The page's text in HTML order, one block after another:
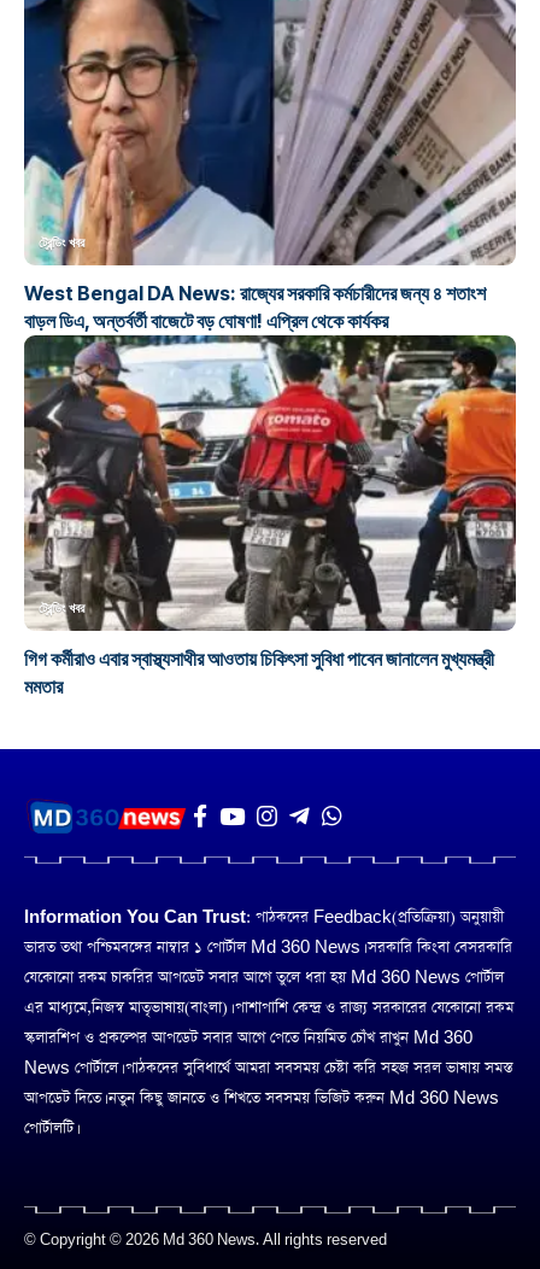
ট্রেন্ডিং খবর
West Bengal DA News: রাজ্যের সরকারি কর্মচারীদের জন্য ৪ শতাংশ
বাড়ল ডিএ, অন্তর্বর্তী বাজেটে বড় ঘোষণা! এপ্রিল থেকে কার্যকর
ট্রেন্ডিং খবর
গিগ কর্মীরাও এবার স্বাস্থ্যসাথীর আওতায় চিকিৎসা সুবিধা পাবেন জানালেন মুখ্যমন্ত্রী
মমতার
Information You Can Trust: পাঠকদের Feedback(প্রতিক্রিয়া) অনুয়ায়ী
ভারত তথা পশ্চিমবঙ্গের নাম্বার ১ পোর্টাল Md 360 News। সরকারি কিংবা বেসরকারি
যেকোনো রকম চাকরির আপডেট সবার আগে তুলে ধরা হয় Md 360 News পোর্টাল
এর মাধ্যমে,নিজস্ব মাতৃভাষায়(বাংলা)। পাশাপাশি কেন্দ্র ও রাজ্য সরকারের যেকোনো রকম
স্কলারশিপ ও প্রকল্পের আপডেট সবার আগে পেতে নিয়মিত চোঁখ রাখুন Md 360
News পোর্টালে। পাঠকদের সুবিধার্থে আমরা সবসময় চেষ্টা করি সহজ সরল ভাষায় সমস্ত
আপডেট দিতে। নতুন কিছু জানতে ও শিখতে সবসময় ভিজিট করুন Md 360 News
পোর্টালটি।
© Copyright © 2026 Md 360 News. All rights reserved